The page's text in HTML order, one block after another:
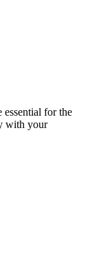
essential for the
with your